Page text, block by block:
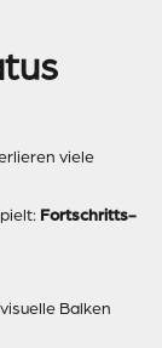
viele
Fortschritts-
Balken